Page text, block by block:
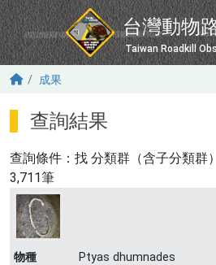
移至主內容
台灣動物
Taiwan Roadkill
成果
查詢結果
查詢條件：找 分類群（含子分類群
3,711筆
物種
Ptyas dhumnades